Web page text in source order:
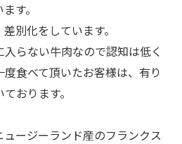
す。
別化をしています。
らない牛肉なので認知は低く
食べて頂いたお客様は、有り
おります。
ージーランド産のフランクス